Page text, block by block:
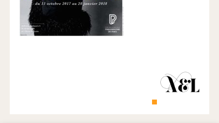
1901
ayant
une
vocation